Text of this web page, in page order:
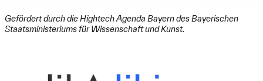
Gefördert durch die Hightech Agenda Bayern des Bayerischen
Staatsministeriums für Wissenschaft und Kunst.